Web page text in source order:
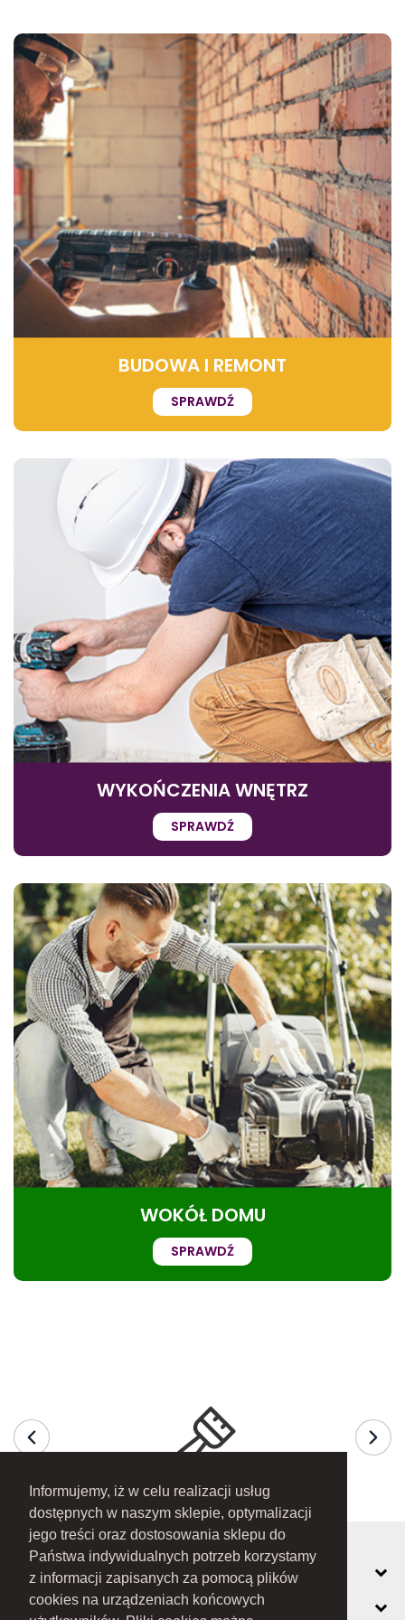
Informujemy, iż w celu realizacji usług
dostępnych w naszym sklepie, optymalizacji
jego treści oraz dostosowania sklepu do
Państwa indywidualnych potrzeb korzystamy
z informacji zapisanych za pomocą plików
cookies na urządzeniach końcowych
BUDOWA I REMONT
SPRAWDŹ
WYKOŃCZENIA WNĘTRZ
SPRAWDŹ
WOKÓŁ DOMU
SPRAWDŹ
MOJE KONTO
INFORMACJE